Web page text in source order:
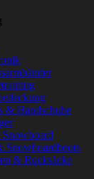
& Handschuhe
Snowboardboots
& Rucksäcke